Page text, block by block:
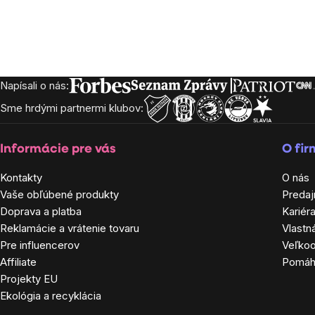
Zápätie
Napísali o nás:
Sme hrdými partnermi klubov:
Informácie pre vás
Kontakty
Vaše obľúbené produkty
Doprava a platba
Reklamácie a vrátenie tovaru
Pre influencerov
Affiliate
Projekty EU
Ekológia a recyklácia
O
O nás
Kariéra